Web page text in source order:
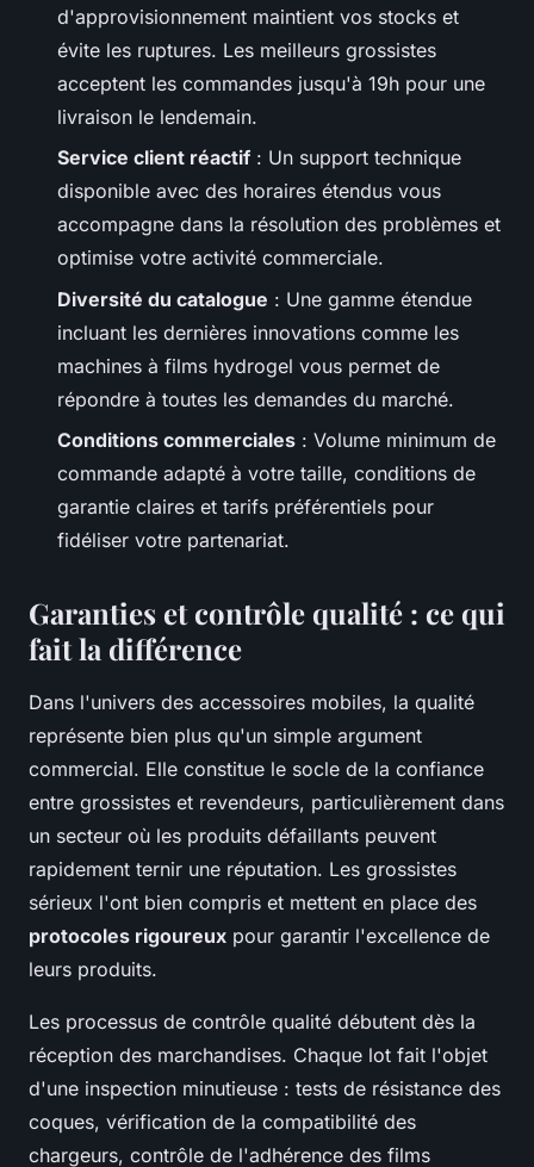
d'approvisionnement maintient vos stocks et
évite les ruptures. Les meilleurs grossistes
acceptent les commandes jusqu'à 19h pour une
livraison le lendemain.
Service client réactif : Un support technique
disponible avec des horaires étendus vous
accompagne dans la résolution des problèmes et
optimise votre activité commerciale.
Diversité du catalogue : Une gamme étendue
incluant les dernières innovations comme les
machines à films hydrogel vous permet de
répondre à toutes les demandes du marché.
Conditions commerciales : Volume minimum de
commande adapté à votre taille, conditions de
garantie claires et tarifs préférentiels pour
fidéliser votre partenariat.
Garanties et contrôle qualité : ce qui
fait la différence
Dans l'univers des accessoires mobiles, la qualité
représente bien plus qu'un simple argument
commercial. Elle constitue le socle de la confiance
entre grossistes et revendeurs, particulièrement dans
un secteur où les produits défaillants peuvent
rapidement ternir une réputation. Les grossistes
sérieux l'ont bien compris et mettent en place des
protocoles rigoureux pour garantir l'excellence de
leurs produits.
Les processus de contrôle qualité débutent dès la
réception des marchandises. Chaque lot fait l'objet
d'une inspection minutieuse : tests de résistance des
coques, vérification de la compatibilité des
chargeurs, contrôle de l'adhérence des films